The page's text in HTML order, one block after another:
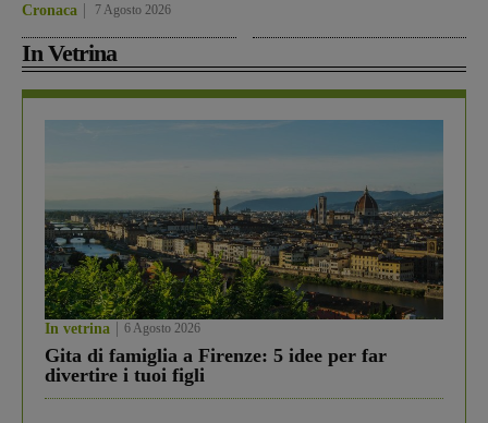
Cronaca 7 Agosto 2026
In Vetrina
In vetrina 6 Agosto 2026
Gita di famiglia a Firenze: 5 idee per far
divertire i tuoi figli